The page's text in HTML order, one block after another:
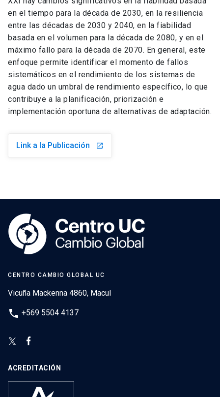
en el tiempo para la década de 2030, en la resiliencia
entre las décadas de 2030 y 2040, en la fiabilidad
basada en el volumen para la década de 2080, y en el
máximo fallo para la década de 2070. En general, este
enfoque permite identificar el momento de fallos
sistemáticos en el rendimiento de los sistemas de
agua dado un umbral de rendimiento específico, lo que
contribuye a la planificación, priorización e
implementación oportuna de alternativas de adaptación.
Link a la Publicación launch
CENTRO CAMBIO GLOBAL UC
Vicuña Mackenna 4860, Macul
phone +569 5504 4137
ACREDITACIÓN